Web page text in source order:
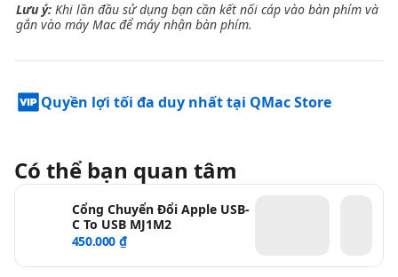
Lưu ý: Khi lần đầu sử dụng bạn cần kết nối cáp vào bàn phím và
gắn vào máy Mac để máy nhận bàn phím.
Quyền lợi tối đa duy nhất tại QMac Store
Có thể bạn quan tâm
Cổng Chuyển Đổi Apple USB-
C To USB MJ1M2
450.000 ₫